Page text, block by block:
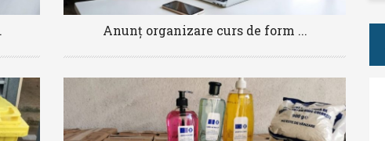
Anunț organizare curs de form ...